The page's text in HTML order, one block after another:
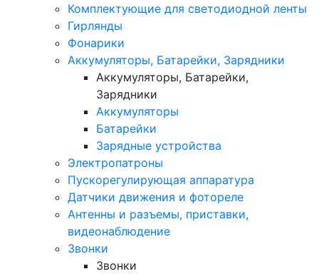
Комплектующие для светодиодной ленты
Гирлянды
Фонарики
Аккумуляторы, Батарейки, Зарядники
Аккумуляторы, Батарейки,
Зарядники
Аккумуляторы
Батарейки
Зарядные устройства
Электропатроны
Пускорегулирующая аппаратура
Датчики движения и фотореле
Антенны и разъемы, приставки,
видеонаблюдение
Звонки
Звонки